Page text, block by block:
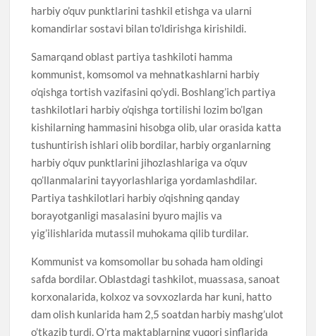
harbiy o’quv punktlarini tashkil etishga va ularni
komandirlar sostavi bilan to’ldirishga kirishildi.
Samarqand oblast partiya tashkiloti hamma
kommunist, komsomol va mehnatkashlarni harbiy
o’qishga tortish vazifasini qo’ydi. Boshlang’ich partiya
tashkilotlari harbiy o’qishga tortilishi lozim bo’lgan
kishilarning hammasini hisobga olib, ular orasida katta
tushuntirish ishlari olib bordilar, harbiy organlarning
harbiy o’quv punktlarini jihozlashlariga va o’quv
qo’llanmalarini tayyorlashlariga yordamlashdilar.
Partiya tashkilotlari harbiy o’qishning qanday
borayotganligi masalasini byuro majlis va
yig’ilishlarida mutassil muhokama qilib turdilar.
Kommunist va komsomollar bu sohada ham oldingi
safda bordilar. Oblastdagi tashkilot, muassasa, sanoat
korxonalarida, kolxoz va sovxozlarda har kuni, hatto
dam olish kunlarida ham 2,5 soatdan harbiy mashg’ulot
o’tkazib turdi. O’rta maktablarning yuqori sinflarida